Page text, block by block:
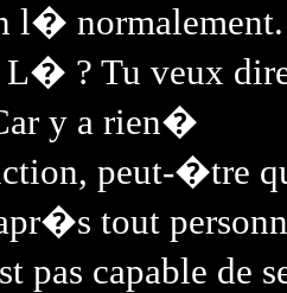
l� normalement.
? Tu veux
y a rien�
peut-�tre
tout
pas capable de